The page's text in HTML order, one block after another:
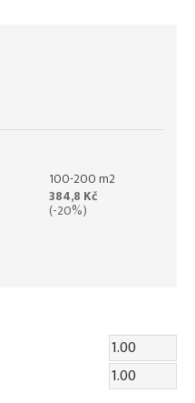
100-200 m2
384,8 Kč
(-20%)